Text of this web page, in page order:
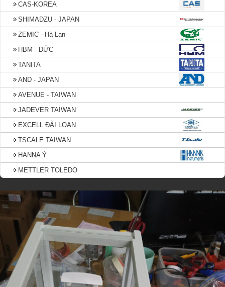
CAS-KOREA
SHIMADZU - JAPAN
ZEMIC - Hà Lan
HBM - ĐỨC
TANITA
AND - JAPAN
AVENUE - TAIWAN
JADEVER TAIWAN
EXCELL ĐÀI LOAN
TSCALE TAIWAN
HANNA Ý
METTLER TOLEDO